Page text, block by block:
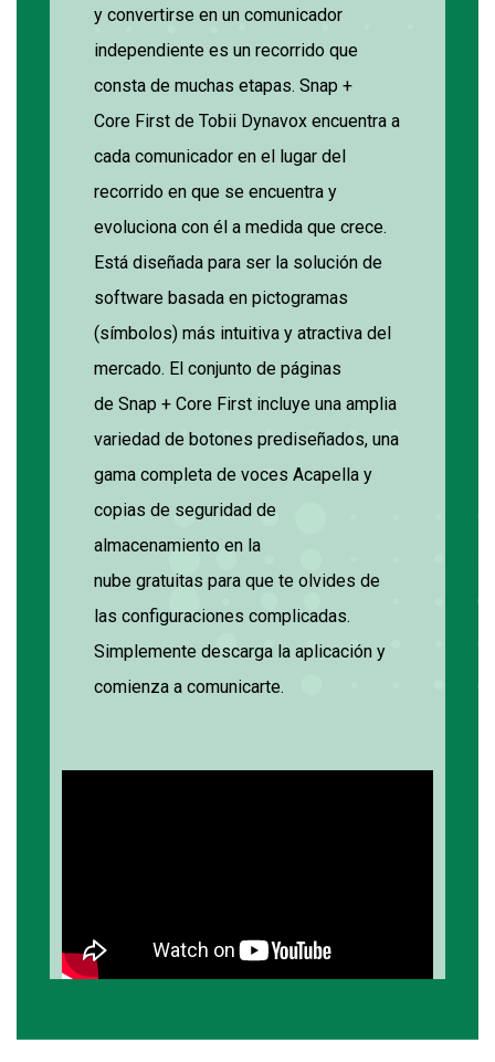
y convertirse en un comunicador
independiente es un recorrido que
consta de muchas etapas. Snap +
Core First de Tobii Dynavox encuentra a
cada comunicador en el
lugar del
recorrido en que se encuentra y
evoluciona con él a medida que crece.
Está diseñada para ser la solución de
software basada en pictogramas
(símbolos) más intuitiva y atractiva del
mercado. El conjunto de páginas
de Snap + Core First incluye una amplia
variedad de botones prediseñados, una
gama completa de voces Acapella y
copias de seguridad de
almacenamiento en la
nube gratuitas para que te olvides de
las configuraciones complicadas.
Simplemente descarga la aplicación y
comienza a comunicarte.